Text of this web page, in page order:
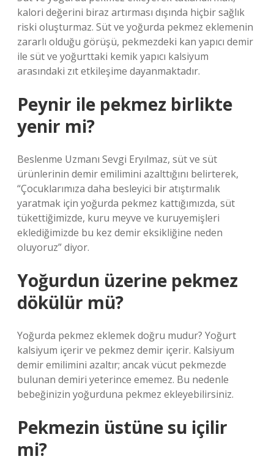
kalori değerini biraz artırması dışında hiçbir sağlık
riski oluşturmaz. Süt ve yoğurda pekmez eklemenin
zararlı olduğu görüşü, pekmezdeki kan yapıcı demir
ile süt ve yoğurttaki kemik yapıcı kalsiyum
arasındaki zıt etkileşime dayanmaktadır.
Peynir ile pekmez birlikte
yenir mi?
Beslenme Uzmanı Sevgi Eryılmaz, süt ve süt
ürünlerinin demir emilimini azalttığını belirterek,
“Çocuklarımıza daha besleyici bir atıştırmalık
yaratmak için yoğurda pekmez kattığımızda, süt
tükettiğimizde, kuru meyve ve kuruyemişleri
eklediğimizde bu kez demir eksikliğine neden
oluyoruz” diyor.
Yoğurdun üzerine pekmez
dökülür mü?
Yoğurda pekmez eklemek doğru mudur? Yoğurt
kalsiyum içerir ve pekmez demir içerir. Kalsiyum
demir emilimini azaltır; ancak vücut pekmezde
bulunan demiri yeterince ememez. Bu nedenle
bebeğinizin yoğurduna pekmez ekleyebilirsiniz.
Pekmezin üstüne su içilir
mi?